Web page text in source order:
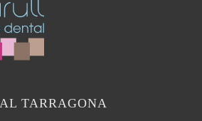
TARRAGONA